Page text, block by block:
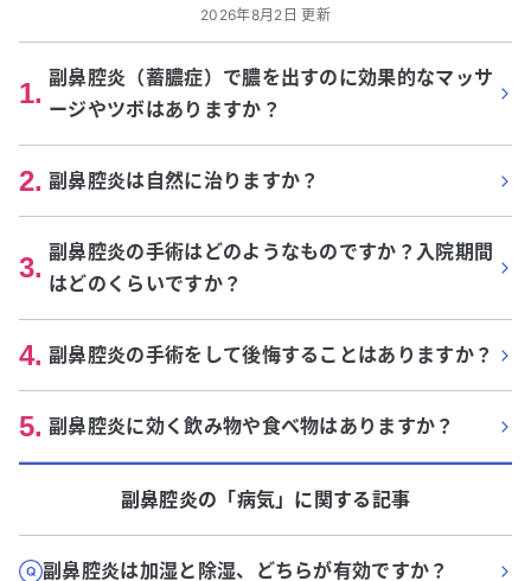
2026年8月2日 更新
1. 副鼻腔炎（蓄膿症）で膿を出すのに効果的なマッサ
ージやツボはありますか？
2. 副鼻腔炎は自然に治りますか？
3. 副鼻腔炎の手術はどのようなものですか？入院期間
はどのくらいですか？
4. 副鼻腔炎の手術をして後悔することはありますか？
5. 副鼻腔炎に効く飲み物や食べ物はありますか？
副鼻腔炎の「病気」に関する記事
副鼻腔炎は加湿と除湿、どちらが有効ですか？